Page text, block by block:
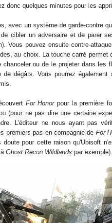
donc quelques minutes pour les
avec un système de garde-contre
cibler un adversaire et de parer
Vous pouvez ensuitecontre-
au choix. La touchecarré permet
ou de le projeter dans les
de dégâts. Vous pourrez également
For Honorpour la première
(pour ne pas dire une certaineexp
L'éditeur ne nous ayant pas
premiers pas en compagnie de For
doute pour cette raison qu'Ubisoft
Ghost Recon Wildlands par exemple).